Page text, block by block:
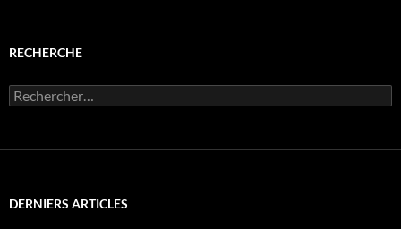
RECHERCHE
Rechercher :
DERNIERS ARTICLES